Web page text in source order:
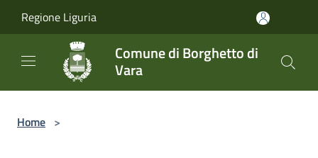
Regione Liguria
Comune di Borghetto di
Vara
Home >